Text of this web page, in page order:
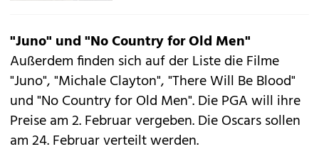
"Juno" und "No Country for Old Men"
Außerdem finden sich auf der Liste die Filme
"Juno", "Michale Clayton", "There Will Be Blood"
und "No Country for Old Men". Die PGA will ihre
Preise am 2. Februar vergeben. Die Oscars sollen
am 24. Februar verteilt werden.